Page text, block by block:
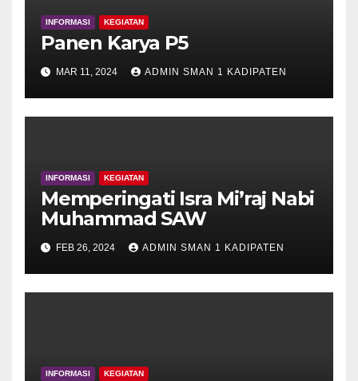
INFORMASI KEGIATAN
Panen Karya P5
MAR 11, 2024 ADMIN SMAN 1 KADIPATEN
INFORMASI KEGIATAN
Memperingati Isra Mi’raj Nabi
Muhammad SAW
FEB 26, 2024 ADMIN SMAN 1 KADIPATEN
INFORMASI KEGIATAN